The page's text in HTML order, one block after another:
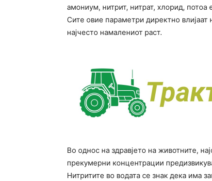
амониум, нитрит, нитрат, хлорид, потоа
Сите овие параметри директно влијаат
најчесто намалениот раст.
Во однос на здравјето на животните,
прекумерни концентрации
Нитритите во водата се знак дека има